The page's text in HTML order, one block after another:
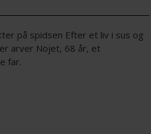
på spidsen Efter et liv i sus og
arver Nojet, 68 år, et
far.